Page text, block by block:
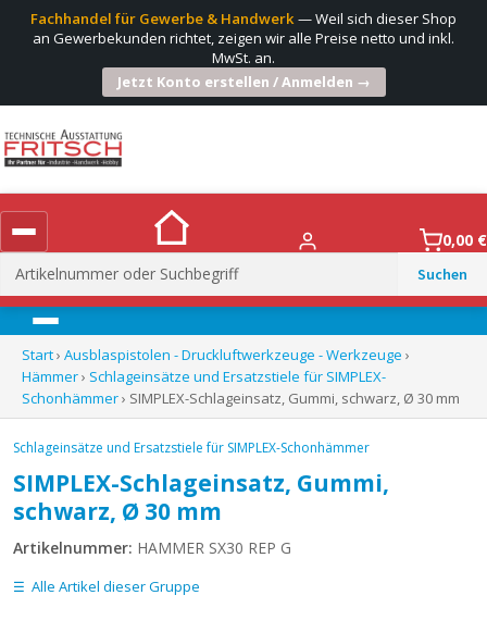
Fachhandel für Gewerbe & Handwerk— Weil sich dieser Shop
an Gewerbekunden richtet, zeigen wir alle Preise netto und inkl.
MwSt. an.
Jetzt Konto erstellen / Anmelden →
Suchen
nach:
0,00 €
Menü
Start› Ausblaspistolen - Druckluftwerkzeuge - Werkzeuge ›
Hämmer› Schlageinsätze und Ersatzstiele für SIMPLEX-
Schonhämmer› SIMPLEX-Schlageinsatz, Gummi, schwarz, Ø 30 mm
Schlageinsätze und Ersatzstiele für SIMPLEX-Schonhämmer
SIMPLEX-Schlageinsatz, Gummi,
schwarz, Ø 30 mm
Artikelnummer: HAMMER SX30 REP G
Alle Artikel dieser Gruppe